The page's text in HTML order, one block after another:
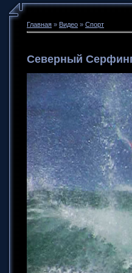
Главная » Видео » Спорт
Северный